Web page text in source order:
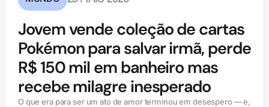
Jovem vende coleção de cartas
Pokémon para salvar irmã, perde
R$ 150 mil em banheiro mas
recebe milagre inesperado
O que era para ser um ato de amor terminou em desespero — e,